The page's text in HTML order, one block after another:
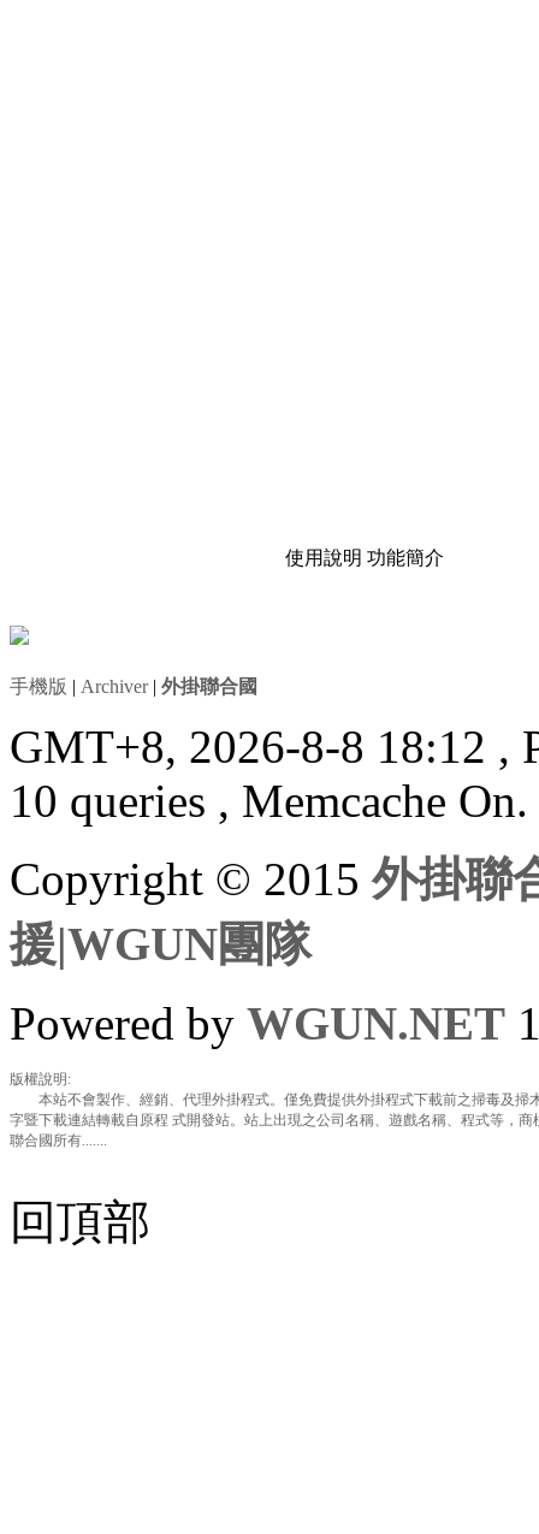
使用說明 功能簡介
手機版 | Archiver| 外掛聯合國
GMT+8, 2026-8-8 18:12 ,
10 queries , Memcache On.
Copyright © 2015外掛聯
援|WGUN團隊
Powered by WGUN.NET
版權說明:
本站不會製作、經銷、代理外掛程式。僅免費提供外掛程式下載前之掃毒及掃
字暨下載連結轉載自原程 式開發站。站上出現之公司名稱、遊戲名稱、程式等，
聯合國所有.......
回頂部